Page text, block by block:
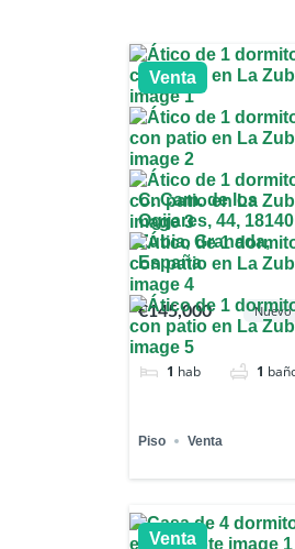
Venta
C. Cam. de los
Ogijares, 44,
Zubia, Granada,
España
€145,000 Nuevo
1 hab 1
Piso Venta
Venta